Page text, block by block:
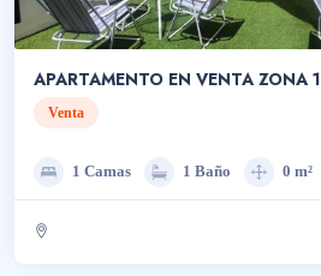
APARTAMENTO EN VENTA ZONA 1
Venta
1 Camas 1 Baño 0 m²